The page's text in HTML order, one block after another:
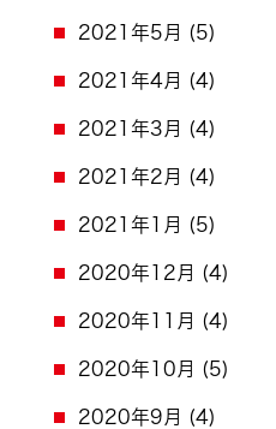
2021年5月 (5)
2021年4月 (4)
2021年3月 (4)
2021年2月 (4)
2021年1月 (5)
2020年12月 (4)
2020年11月 (4)
2020年10月 (5)
2020年9月 (4)